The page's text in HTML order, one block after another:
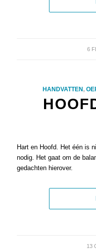
6
HANDVATTEN ,
Hart en Hoofd. Het één is
nodig. Het gaat om de
gedachten hierover.
13